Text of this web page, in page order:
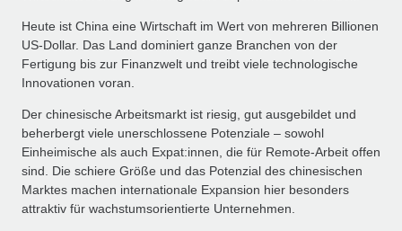
Heute ist China eine Wirtschaft im Wert von mehreren Billionen
US‑Dollar. Das Land dominiert ganze Branchen von der
Fertigung bis zur Finanzwelt und treibt viele technologische
Innovationen voran.
Der chinesische Arbeitsmarkt ist riesig, gut ausgebildet und
beherbergt viele unerschlossene Potenziale – sowohl
Einheimische als auch Expat:innen, die für Remote‑Arbeit offen
sind. Die schiere Größe und das Potenzial des chinesischen
Marktes machen internationale Expansion hier besonders
attraktiv für wachstumsorientierte Unternehmen.